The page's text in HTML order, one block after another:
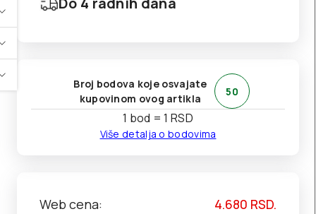
Broj bodova koje osvajate
kupovinom ovog artikla
50
1 bod = 1 RSD
Više detalja o bodovima
Web cena: 4.680 RSD.